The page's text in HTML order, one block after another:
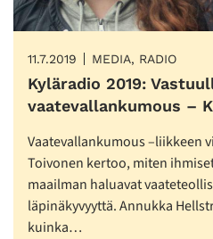
11.7.2019 MEDIA, RADIO
Kyläradio 2019:
vaatevallankumous –
Vaatevallankumous –liikkeen
Toivonen kertoo, miten
maailman haluavat
läpinäkyvyyttä. Annukka
kuinka…